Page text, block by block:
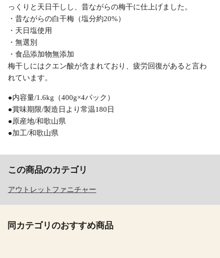
っくりと天日干しし、昔ながらの梅干に仕上げました。
・昔ながらの白干梅（塩分約20%）
・天日塩使用
・無選別
・食品添加物無添加
梅干しにはクエン酸が含まれており、疲労回復があると言わ
れています。
●内容量/1.6kg（400g×4パック）
●賞味期限/製造日より常温180日
●原産地/和歌山県
●加工/和歌山県
この商品のカテゴリ
アウトレットファニチャー
同カテゴリのおすすめ商品